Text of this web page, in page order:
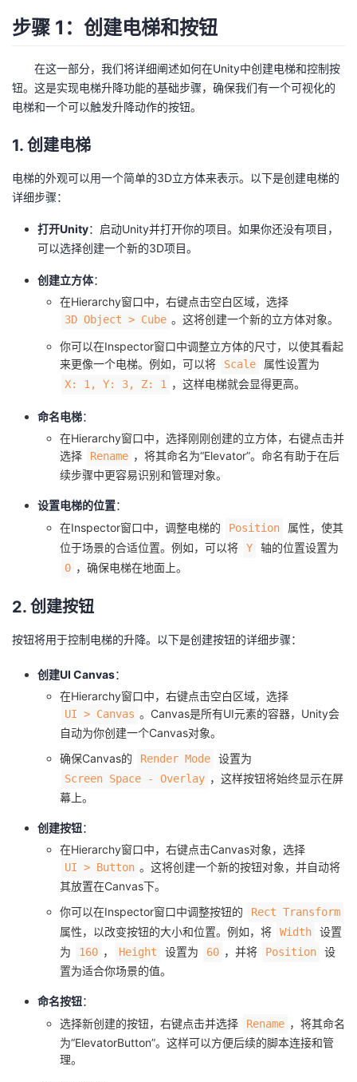
坛
圈
子
的
直
播
我
的
活
动
我
的
关
注
我
的
开
发
的
程
我
认
的
我
藏
我
的
Programs
我
的
技
支
的
声
步骤 1：创建电梯和按钮
在这一部分，我们将详细阐述如何在Unity中创建电梯和控制按
钮。这是实现电梯升降功能的基础步骤，确保我们有一个可视化的
电梯和一个可以触发升降动作的按钮。
1. 创建电梯
电梯的外观可以用一个简单的3D立方体来表示。以下是创建电梯的
详细步骤：
打开Unity：启动Unity并打开你的项目。如果你还没有项目，
可以选择创建一个新的3D项目。
创建立方体：
在Hierarchy窗口中，右键点击空白区域，选择
3D Object > Cube 。这将创建一个新的立方体对象。
你可以在Inspector窗口中调整立方体的尺寸，以使其看起
来更像一个电梯。例如，可以将
Scale 属性设置为
X: 1, Y: 3, Z: 1 ，这样电梯就会显得更高。
命名电梯：
在Hierarchy窗口中，选择刚刚创建的立方体，右键点击并
选择
Rename ，将其命名为“Elevator”。命名有助于在后
续步骤中更容易识别和管理对象。
设置电梯的位置：
在Inspector窗口中，调整电梯的
Position
属性，使其
位于场景的合适位置。例如，可以将
Y 轴的位置设置为
0 ，确保电梯在地面上。
2. 创建按钮
按钮将用于控制电梯的升降。以下是创建按钮的详细步骤：
创建UI Canvas：
在Hierarchy窗口中，右键点击空白区域，选择
UI > Canvas 。Canvas是所有UI元素的容器，Unity会
自动为你创建一个Canvas对象。
确保Canvas的
Render Mode 设置为
Screen Space - Overlay ，这样按钮将始终显示在屏
幕上。
创建按钮：
在Hierarchy窗口中，右键点击Canvas对象，选择
UI > Button 。这将创建一个新的按钮对象，并自动将
其放置在Canvas下。
你可以在Inspector窗口中调整按钮的
Rect Transform
属性，以改变按钮的大小和位置。例如，将 Width
设置
为
160 ， Height 设置为 60 ，并将 Position
设
置为适合你场景的值。
命名按钮：
选择新创建的按钮，右键点击并选择
Rename ，将其命名
为“ElevatorButton”。这样可以方便后续的脚本连接和管
理。